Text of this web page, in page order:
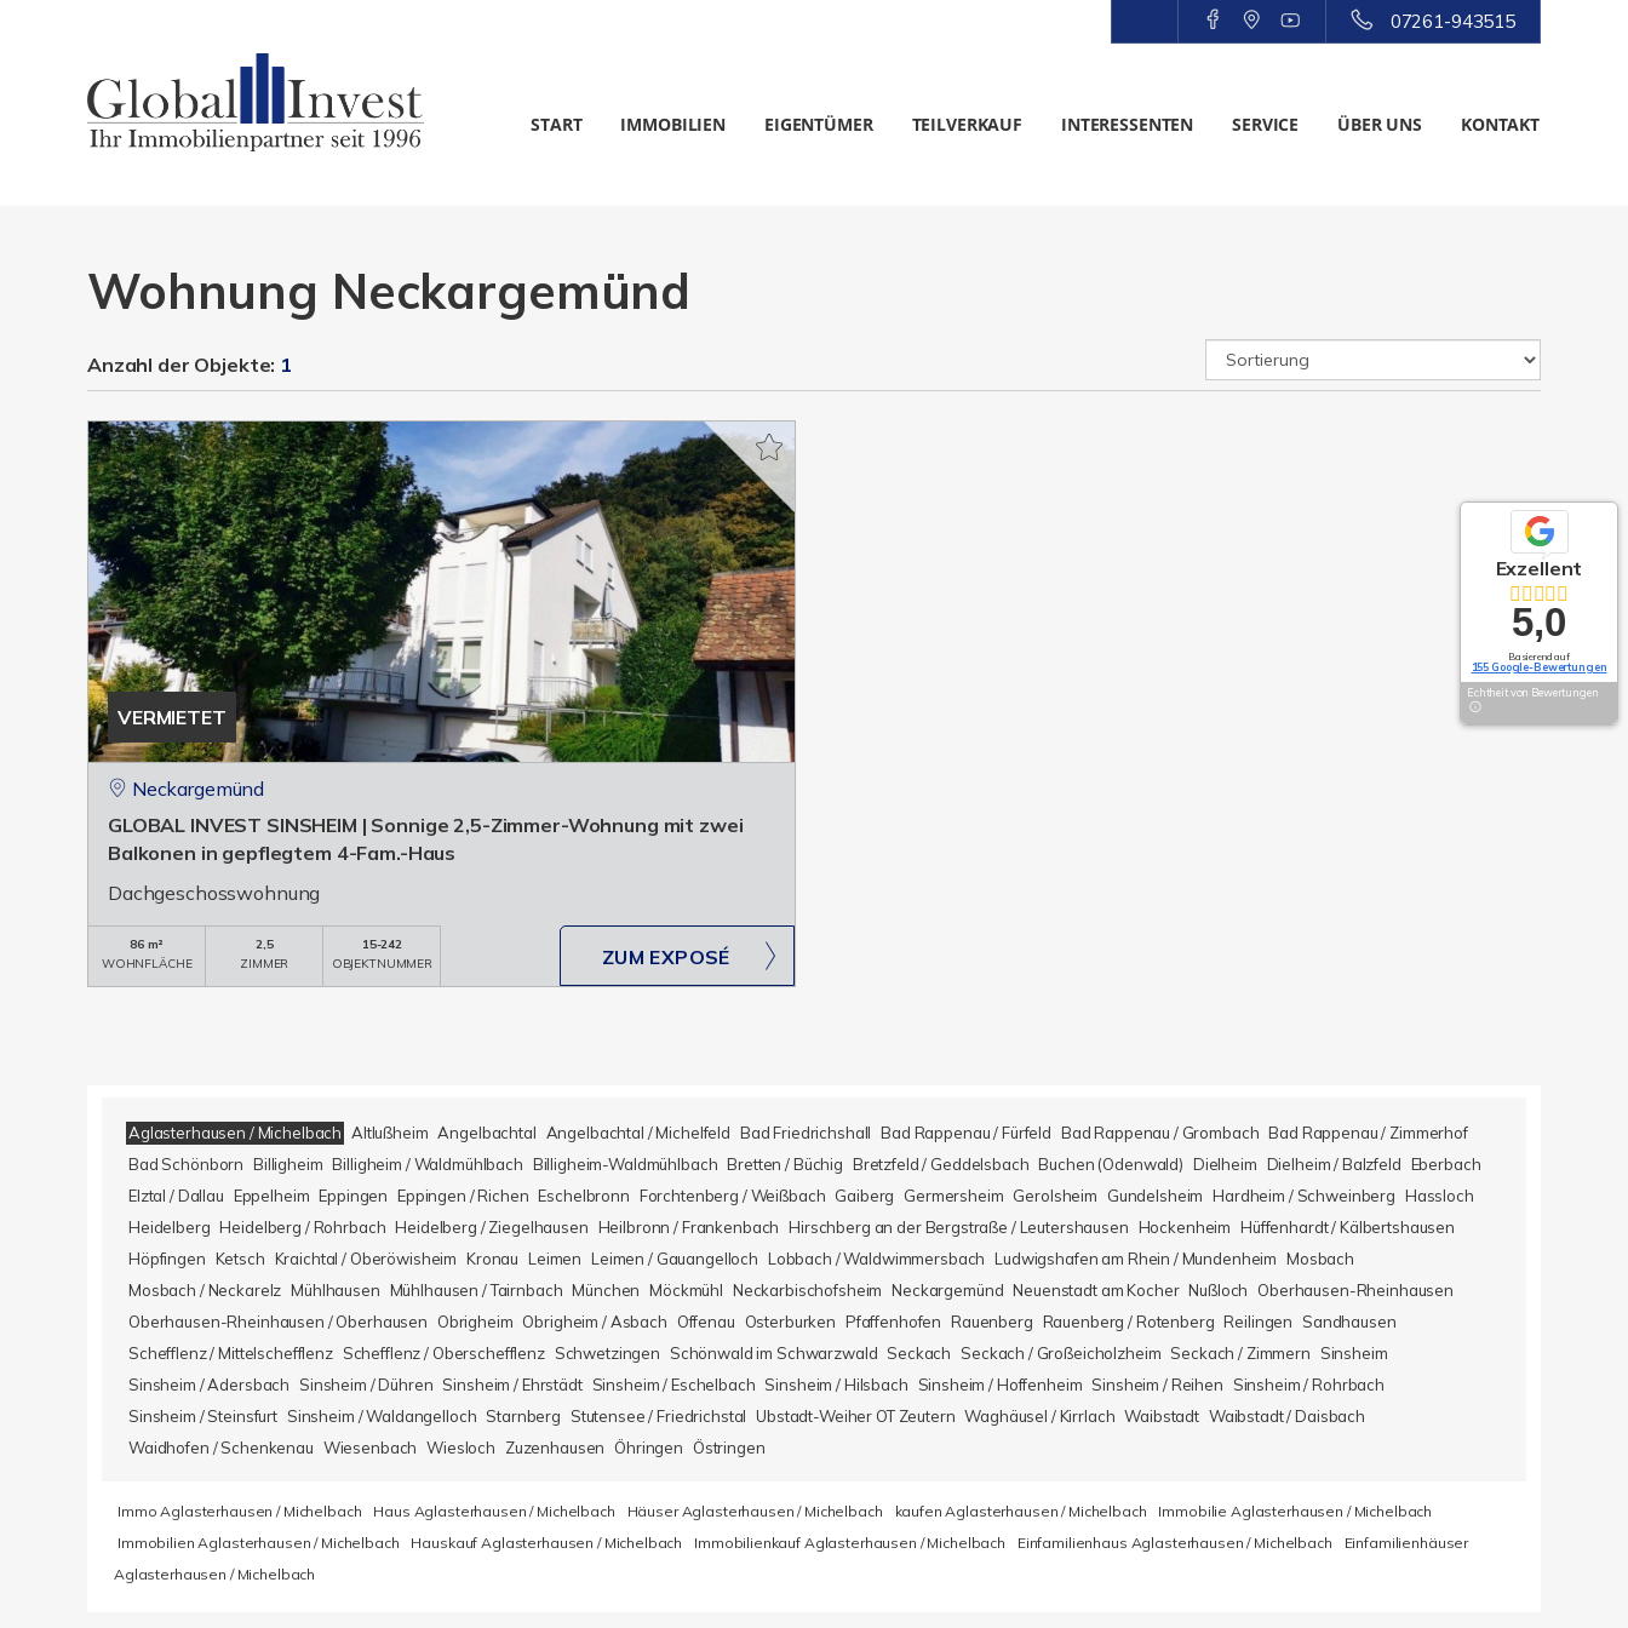
07261-943515
START IMMOBILIEN EIGENTÜMER TEILVERKAUF INTERESSENTEN SERVICE ÜBER UNS KONTAKT
Wohnung Neckargemünd
Anzahl der Objekte: 1
VERMIETET
Neckargemünd
GLOBAL INVEST SINSHEIM | Sonnige 2,5-Zimmer-Wohnung mit zwei
Balkonen in gepflegtem 4-Fam.-Haus
Dachgeschosswohnung
86 m²
WOHNFLÄCHE
2,5
ZIMMER
15-242
OBJEKTNUMMER
ZUM EXPOSÉ
Aglasterhausen / Michelbach Altlußheim Angelbachtal Angelbachtal / Michelfeld Bad Friedrichshall Bad Rappenau / Fürfeld Bad Rappenau / Grombach Bad Rappenau / Zimmerhof
Bad Schönborn Billigheim Billigheim / Waldmühlbach Billigheim-Waldmühlbach Bretten / Büchig Bretzfeld / Geddelsbach Buchen (Odenwald) Dielheim Dielheim / Balzfeld Eberbach
Elztal / Dallau Eppelheim Eppingen Eppingen / Richen Eschelbronn Forchtenberg / Weißbach Gaiberg Germersheim Gerolsheim Gundelsheim Hardheim / Schweinberg Hassloch
Heidelberg Heidelberg / Rohrbach Heidelberg / Ziegelhausen Heilbronn / Frankenbach Hirschberg an der Bergstraße / Leutershausen Hockenheim Hüffenhardt / Kälbertshausen
Höpfingen Ketsch Kraichtal / Oberöwisheim Kronau Leimen Leimen / Gauangelloch Lobbach / Waldwimmersbach Ludwigshafen am Rhein / Mundenheim Mosbach
Mosbach / Neckarelz Mühlhausen Mühlhausen / Tairnbach München Möckmühl Neckarbischofsheim Neckargemünd Neuenstadt am Kocher Nußloch
Oberhausen-Rheinhausen
Oberhausen-Rheinhausen / Oberhausen
Obrigheim Obrigheim / Asbach Offenau Osterburken Pfaffenhofen Rauenberg Rauenberg / Rotenberg Reilingen
Sandhausen
Schefflenz / Mittelschefflenz Schefflenz / Oberschefflenz Schwetzingen Schönwald im Schwarzwald Seckach Seckach / Großeicholzheim Seckach / Zimmern
Sinsheim
Sinsheim / Adersbach
Sinsheim / Dühren Sinsheim / Ehrstädt Sinsheim / Eschelbach Sinsheim / Hilsbach Sinsheim / Hoffenheim Sinsheim / Reihen
Sinsheim / Rohrbach
Sinsheim / Steinsfurt Sinsheim / Waldangelloch Starnberg Stutensee / Friedrichstal Ubstadt-Weiher OT Zeutern Waghäusel / Kirrlach Waibstadt Waibstadt / Daisbach
Waidhofen / Schenkenau Wiesenbach Wiesloch Zuzenhausen Öhringen Östringen
Immo Aglasterhausen / Michelbach Haus Aglasterhausen / Michelbach Häuser Aglasterhausen / Michelbach kaufen Aglasterhausen / Michelbach
Immobilie Aglasterhausen / Michelbach
Immobilien Aglasterhausen / Michelbach
Hauskauf Aglasterhausen / Michelbach Immobilienkauf Aglasterhausen / Michelbach Einfamilienhaus Aglasterhausen / Michelbach
Einfamilienhäuser
Aglasterhausen / Michelbach
Exzellent
5,0
Basierend auf
155 Google-Bewertungen
Echtheit von Bewertungen